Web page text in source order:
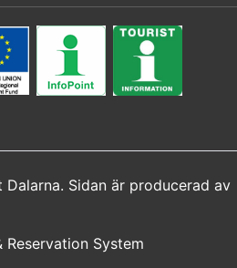
Sidan är producerad av
System